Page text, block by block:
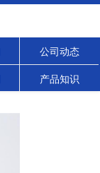
公司动态
产品知识